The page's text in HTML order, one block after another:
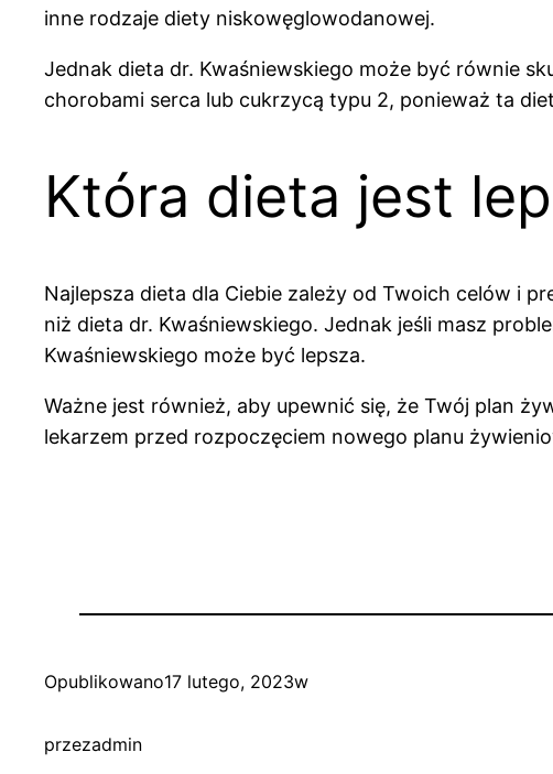
inne rodzaje diety niskowęglowodanowej.
Jednak dieta dr. Kwaśniewskiego może być równie
chorobami serca lub cukrzycą typu 2, ponieważ ta
Która dieta jest
Najlepsza dieta dla Ciebie zależy od Twoich celów i
niż dieta dr. Kwaśniewskiego. Jednak jeśli masz
Kwaśniewskiego może być lepsza.
Ważne jest również, aby upewnić się, że Twój plan
lekarzem przed rozpoczęciem nowego planu
Opublikowano17 lutego, 2023w
przezadmin